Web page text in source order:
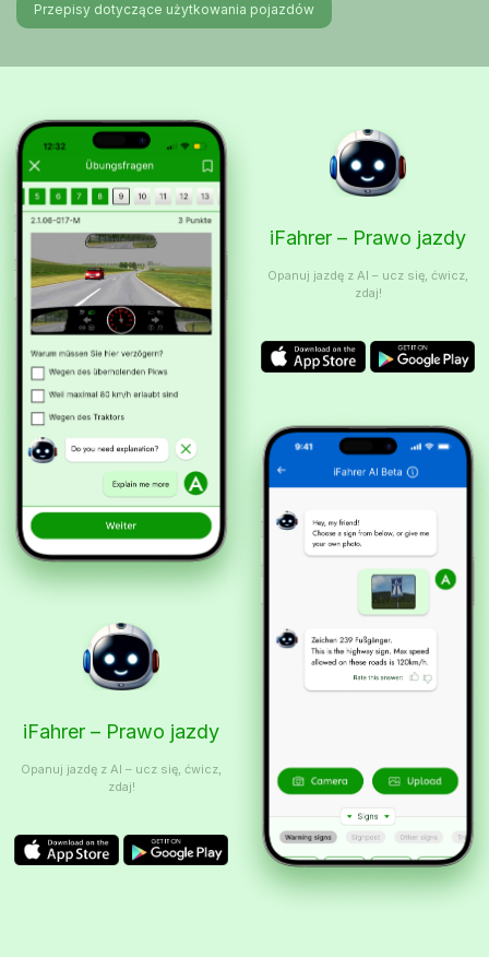
Przepisy dotyczące użytkowania pojazdów
iFahrer – Prawo jazdy
Opanuj jazdę z AI – ucz się, ćwicz,
zdaj!
iFahrer – Prawo jazdy
Opanuj jazdę z AI – ucz się, ćwicz,
zdaj!